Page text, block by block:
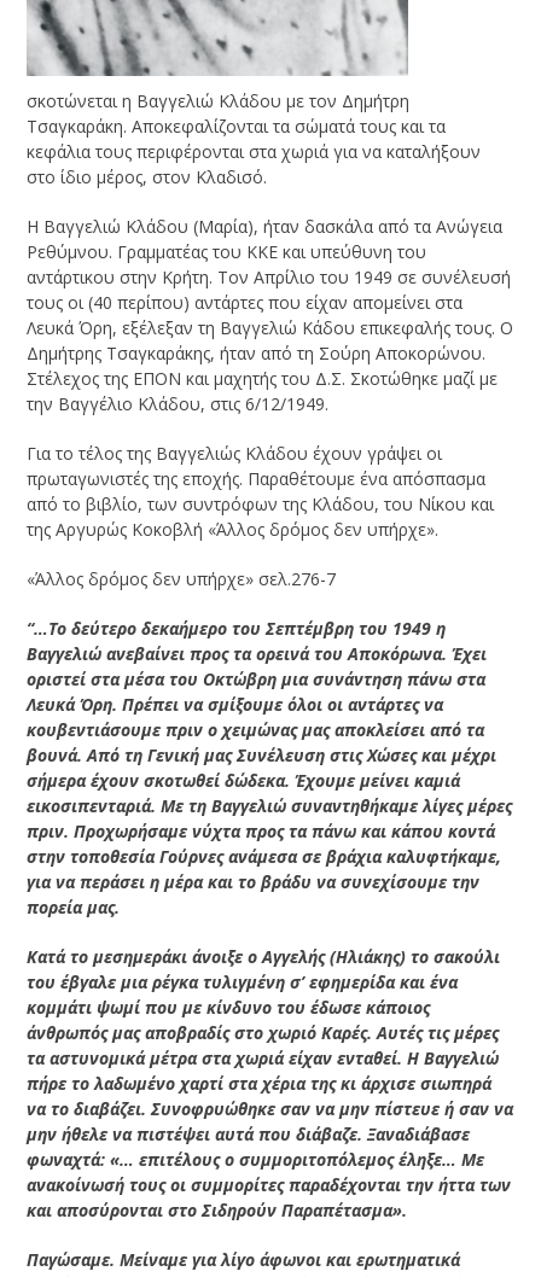
σκοτώνεται η Βαγγελιώ Κλάδου με τον Δημήτρη
Τσαγκαράκη. Αποκεφαλίζονται τα σώματά τους και τα
κεφάλια τους περιφέρονται στα χωριά για να καταλήξουν
στο ίδιο μέρος, στον Κλαδισό.
Η Βαγγελιώ Κλάδου (Μαρία), ήταν δασκάλα από τα Ανώγεια
Ρεθύμνου. Γραμματέας του ΚΚΕ και υπεύθυνη του
αντάρτικου στην Κρήτη. Τον Απρίλιο του 1949 σε συνέλευσή
τους οι (40 περίπου) αντάρτες που είχαν απομείνει στα
Λευκά Όρη, εξέλεξαν τη Βαγγελιώ Κάδου επικεφαλής τους. Ο
Δημήτρης Τσαγκαράκης, ήταν από τη Σούρη Αποκορώνου.
Στέλεχος της ΕΠΟΝ και μαχητής του Δ.Σ. Σκοτώθηκε μαζί με
την Βαγγέλιο Κλάδου, στις 6/12/1949.
Για το τέλος της Βαγγελιώς Κλάδου έχουν γράψει οι
πρωταγωνιστές της εποχής. Παραθέτουμε ένα απόσπασμα
από το βιβλίο, των συντρόφων της Κλάδου, του Νίκου και
της Αργυρώς Κοκοβλή «Άλλος δρόμος δεν υπήρχε».
«Άλλος δρόμος δεν υπήρχε» σελ.276-7
“…Το δεύτερο δεκαήμερο του Σεπτέμβρη του 1949 η
Βαγγελιώ ανεβαίνει προς τα ορεινά του Αποκόρωνα. Έχει
οριστεί στα μέσα του Οκτώβρη μια συνάντηση πάνω στα
Λευκά Όρη. Πρέπει να σμίξουμε όλοι οι αντάρτες να
κουβεντιάσουμε πριν ο χειμώνας μας αποκλείσει από τα
βουνά. Από τη Γενική μας Συνέλευση στις Χώσες και μέχρι
σήμερα έχουν σκοτωθεί δώδεκα. Έχουμε μείνει καμιά
εικοσιπενταριά. Με τη Βαγγελιώ συναντηθήκαμε λίγες μέρες
πριν. Προχωρήσαμε νύχτα προς τα πάνω και κάπου κοντά
στην τοποθεσία Γούρνες ανάμεσα σε βράχια καλυφτήκαμε,
για να περάσει η μέρα και το βράδυ να συνεχίσουμε την
πορεία μας.
Κατά το μεσημεράκι άνοιξε ο Αγγελής (Ηλιάκης) το σακούλι
του έβγαλε μια ρέγκα τυλιγμένη σ’ εφημερίδα και ένα
κομμάτι ψωμί που με κίνδυνο του έδωσε κάποιος
άνθρωπός μας αποβραδίς στο χωριό Καρές. Αυτές τις μέρες
τα αστυνομικά μέτρα στα χωριά είχαν ενταθεί. Η Βαγγελιώ
πήρε το λαδωμένο χαρτί στα χέρια της κι άρχισε σιωπηρά
να το διαβάζει. Συνοφρυώθηκε σαν να μην πίστευε ή σαν να
μην ήθελε να πιστέψει αυτά που διάβαζε. Ξαναδιάβασε
φωναχτά: «… επιτέλους ο συμμοριτοπόλεμος έληξε… Με
ανακοίνωσή τους οι συμμορίτες παραδέχονται την ήττα των
και αποσύρονται στο Σιδηρούν Παραπέτασμα».
Παγώσαμε. Μείναμε για λίγο άφωνοι και ερωτηματικά